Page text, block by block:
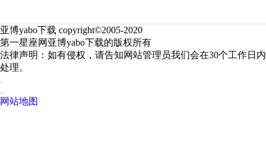
亚博yabo下载 copyright©2005-2020
第一星座网亚博yabo下载的版权所有
法律声明：如有侵权，请告知网站管理员我们会在30个工作日内
处理。
网站地图